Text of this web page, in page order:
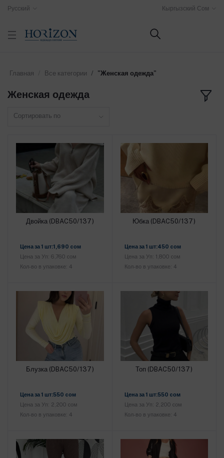
Русский Кыргызский Сом
Главная Все категории "Женская одежда"
Женская одежда
Сортировать по
Двойка (DBAC50/137)
Цена за 1 шт:1,690 cом
Цена за Уп: 6,760 cом
Кол-во в упаковке: 4
Юбка (DBAC50/137)
Цена за 1 шт:450 cом
Цена за Уп: 1,800 cом
Кол-во в упаковке: 4
Блузка (DBAC50/137)
Цена за 1 шт:550 cом
Цена за Уп: 2,200 cом
Кол-во в упаковке: 4
Топ (DBAC50/137)
Цена за 1 шт:550 cом
Цена за Уп: 2,200 cом
Кол-во в упаковке: 4